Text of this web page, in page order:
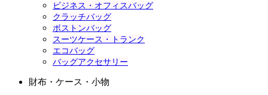
ビジネス・オフィスバッグ
クラッチバッグ
ボストンバッグ
スーツケース・トランク
エコバッグ
バッグアクセサリー
財布・ケース・小物